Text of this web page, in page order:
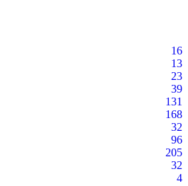
16
13
23
39
131
168
32
96
205
32
4